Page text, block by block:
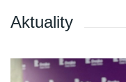
Aktuality